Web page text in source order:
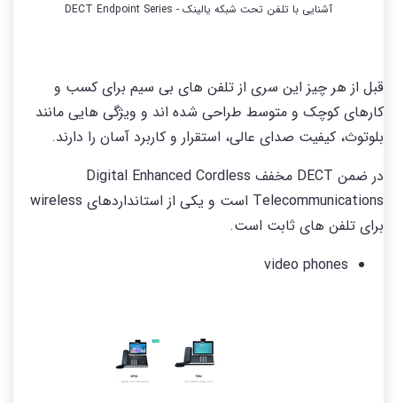
آشنایی با تلفن تحت شبکه یالینک - DECT Endpoint Series
قبل از هر چیز این سری از تلفن های بی سیم برای کسب و
کارهای کوچک و متوسط طراحی شده اند و ویژگی هایی مانند
بلوتوث، کیفیت صدای عالی، استقرار و کاربرد آسان را دارند.
در ضمن DECT مخفف Digital Enhanced Cordless
Telecommunications است و یکی از استانداردهای wireless
برای تلفن های ثابت است.
video phones